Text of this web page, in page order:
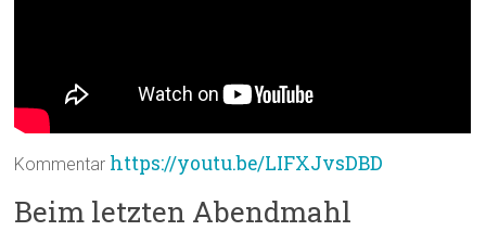
Kommentar https://youtu.be/LIFXJvsDBD
Beim letzten Abendmahl